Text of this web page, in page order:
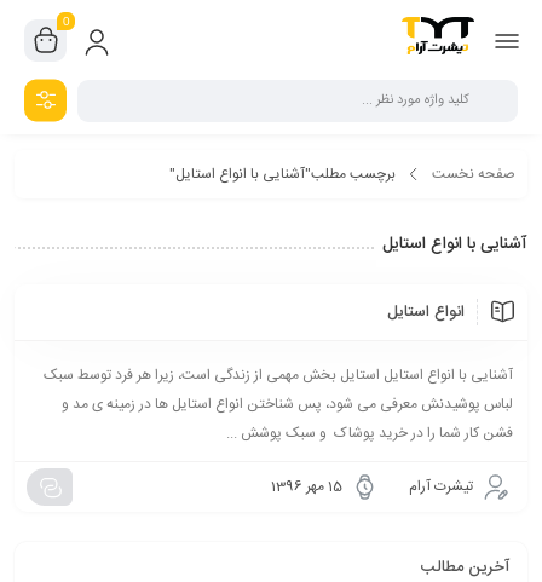
0
صفحه نخست برچسب مطلب"آشنایی با انواع استایل"
آشنایی با انواع استایل
انواع استایل
آشنایی با انواع استایل استایل بخش مهمی از زندگی است، زیرا هر فرد توسط سبک
لباس پوشیدنش معرفی می شود، پس شناختن انواع استایل ها در زمینه ی مد و
فشن کار شما را در خرید پوشاک و سبک پوشش ...
تیشرت آرام 15 مهر 1396
آخرین مطالب